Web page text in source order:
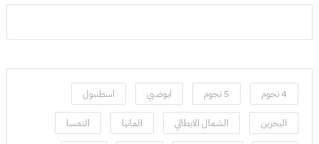
4 نجوم 5 نجوم ابوضبي اسطنبول
البحرين الشمال الايطالي المانيا النمسا